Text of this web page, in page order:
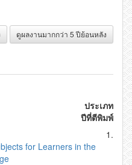
ดูผลงานมากกว่า 5 ปีย้อนหลัง
ประเภท
ปีที่ตีพิมพ์
1.
for Learners in the